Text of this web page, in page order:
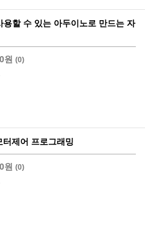
용할 수 있는 아두이노로 만드는 자
원 (0)
제어 프로그래밍
원 (0)